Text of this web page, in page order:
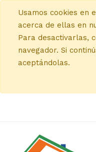
Usamos cookies en
acerca de ellas en
Para desactivarlas,
navegador. Si
aceptándolas.